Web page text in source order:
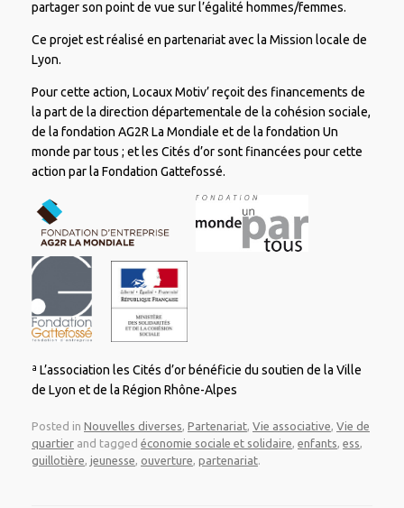
partager son point de vue sur l’égalité hommes/femmes.
Ce projet est réalisé en partenariat avec la Mission locale de
Lyon.
Pour cette action, Locaux Motiv’ reçoit des financements de
la part de la direction départementale de la cohésion sociale,
de la fondation AG2R La Mondiale et de la fondation Un
monde par tous ; et les Cités d’or sont financées pour cette
action par la Fondation Gattefossé.
ª L’association les Cités d’or bénéficie du soutien de la Ville
de Lyon et de la Région Rhône-Alpes
Posted in Nouvelles diverses Partenariat Vie associative Vie de
quartier and tagged économie sociale et solidaire enfants ess
guillotière jeunesse ouverture partenariat